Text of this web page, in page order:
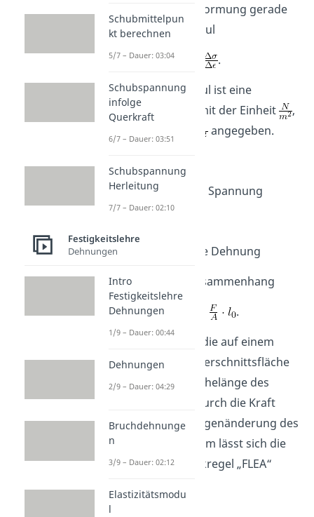
der elastischen Verformung gerade
dem Elastizitätsmodul
.
Der Elastizitätsmodul ist eine
Materialkonstante mit der Einheit
,
angegeben.
für die Spannung
für die Dehnung
erhalten wir den Zusammenhang
.
Hier ist
die Kraft, die auf einem
Stab wirkt,
die Querschnittsfläche
des Stabes, die Ruhelänge des
die durch die Kraft
hervorgerufene Längenänderung des
Stabes. In dieser Form lässt sich die
Formel mit der Merkregel „FLEA“
Schubmittelpun
kt berechnen
5/7 – Dauer: 03:04
Schubspannung
infolge
Querkraft
6/7 – Dauer: 03:51
Schubspannung
Herleitung
7/7 – Dauer: 02:10
Festigkeitslehre
Dehnungen
Intro
Festigkeitslehre
Dehnungen
1/9 – Dauer: 00:44
Dehnungen
2/9 – Dauer: 04:29
Bruchdehnunge
n
3/9 – Dauer: 02:12
Elastizitätsmodu
l